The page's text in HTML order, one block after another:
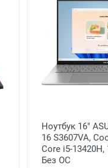
Ноутбук 16"
16 S3607VA,
Core i5-13420H,
Без ОС